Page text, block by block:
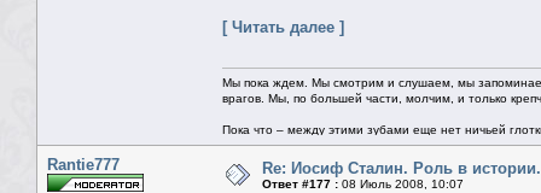
[ Читать далее ]
Мы пока ждем. Мы смотрим и слушаем, мы
врагов. Мы, по большей части, молчим, и только
Пока что – между этими зубами еще нет ничьей
Rantie777 Re: Иосиф Сталин. Роль в истории.
Ответ #177 : 08 Июль 2008, 10:07